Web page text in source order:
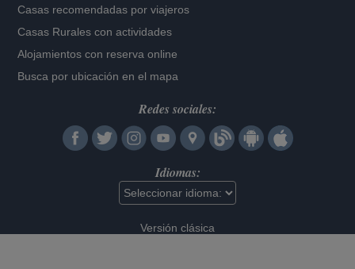
Casas recomendadas por viajeros
Casas Rurales con actividades
Alojamientos con reserva online
Busca por ubicación en el mapa
Redes sociales:
Idiomas:
Versión clásica